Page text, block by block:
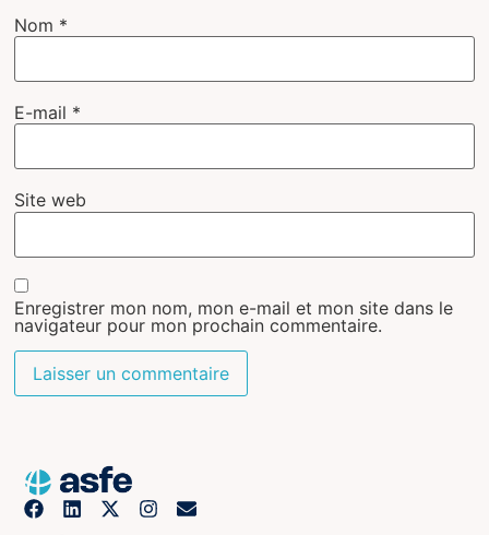
Nom *
E-mail *
Site web
Enregistrer mon nom, mon e-mail et mon site dans le
navigateur pour mon prochain commentaire.